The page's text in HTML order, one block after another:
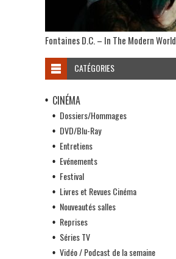
Fontaines D.C. – In The Modern World
CATÉGORIES
CINÉMA
Dossiers/Hommages
DVD/Blu-Ray
Entretiens
Evénements
Festival
Livres et Revues Cinéma
Nouveautés salles
Reprises
Séries TV
Vidéo / Podcast de la semaine